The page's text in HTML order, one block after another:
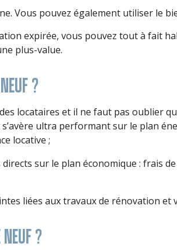
Vous pouvez également utiliser le
expirée, vous pouvez tout à fait
plus-value.
?
locataires et il ne faut pas oublier
ultra performant sur le plan
locative ;
sur le plan économique : frais
liées aux travaux de rénovation et
?